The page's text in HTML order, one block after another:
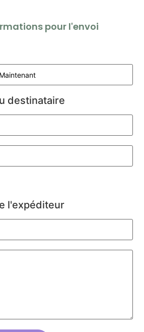
pour l'envoi
destinataire
l'expéditeur